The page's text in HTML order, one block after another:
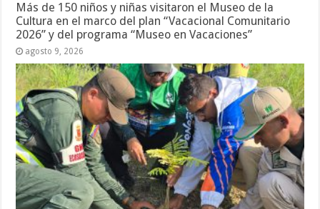
Más de 150 niños y niñas visitaron el Museo de la
Cultura en el marco del plan “Vacacional Comunitario
2026” y del programa “Museo en Vacaciones”
agosto 9, 2026